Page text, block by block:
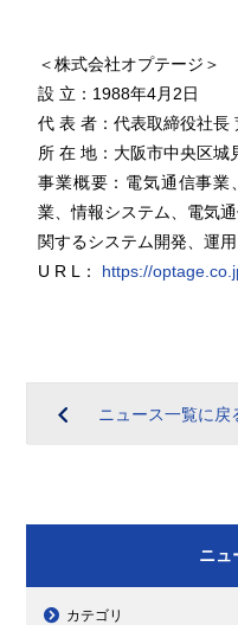
＜株式会社オプテージ＞
設 立：1988年4月2日
代 表 者：代表取締役社長
所 在 地：大阪市中央区城
事業概要：電気通信事業
業、情報システム、電気
関するシステム開発、運
U R L： https://
ニュース一覧に戻
ニュ
カテゴリ